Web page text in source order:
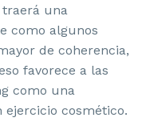
traerá una
como algunos
de coherencia,
favorece a las
como una
ejercicio cosmético.